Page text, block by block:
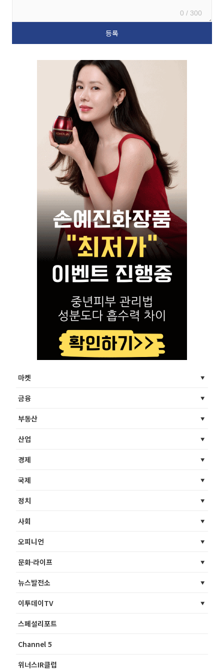
0 / 300
마켓
금융
부동산
산업
경제
국제
정치
사회
오피니언
문화·라이프
뉴스발전소
이투데이TV
스페셜리포트
Channel 5
위너스IR클럽